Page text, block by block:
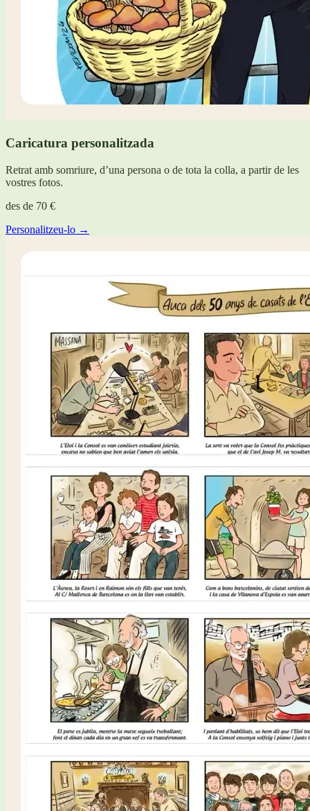
Caricatura personalitzada
Retrat amb somriure, d’una persona o de tota la colla, a partir de les
vostres fotos.
des de 70 €
Personalitzeu-lo →